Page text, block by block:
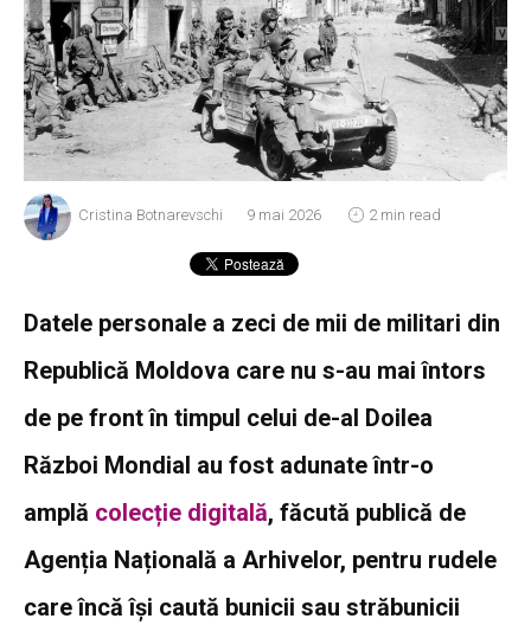
Cristina Botnarevschi 9 mai 2026 2 min read
Datele personale a zeci de mii de militari din
Republică Moldova care nu s-au mai întors
de pe front în timpul celui de-al Doilea
Război Mondial au fost adunate într-o
amplă colecție digitală, făcută publică de
Agenția Națională a Arhivelor, pentru rudele
care încă își caută bunicii sau străbunicii